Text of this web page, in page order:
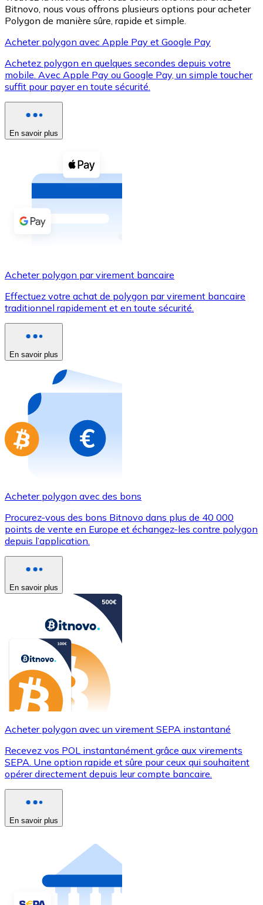
XRP
XRP
Voir toutes
Coupons crypto
Achetez des cryptomonnaies en espèces et d'autres
Acheter avec espèces
Virement SEPA
Carte de crédit / débit
Utilisez les cartes Visa et Mastercard pour acheter
Acheter avec carte
Nouveau
Achetez des cartes-cadeaux de vos marques
Aller à la boutique de cartes-cadeaux
Bitnovo, nous vous offrons plusieurs options pour acheter
Polygon de manière sûre, rapide et simple.
Acheter polygon avec Apple Pay et Google Pay
Achetez polygon en quelques secondes depuis votre
mobile. Avec Apple Pay ou Google Pay, un simple toucher
suffit pour payer en toute sécurité.
En savoir plus
Acheter polygon par virement bancaire
Effectuez votre achat de polygon par virement bancaire
traditionnel rapidement et en toute sécurité.
En savoir plus
Acheter polygon avec des bons
Procurez-vous des bons Bitnovo dans plus de 40 000
points de vente en Europe et échangez-les contre polygon
depuis l’application.
En savoir plus
Acheter polygon avec un virement SEPA instantané
Recevez vos POL instantanément grâce aux virements
SEPA. Une option rapide et sûre pour ceux qui souhaitent
opérer directement depuis leur compte bancaire.
En savoir plus